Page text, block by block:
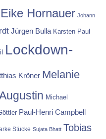
Hornauer Johann
Jürgen Bulla Karsten Paul
Lockdown-
Kröner Melanie
Michael
Paul-Henri Campbell
Stücke Sujata Bhatt Tobias